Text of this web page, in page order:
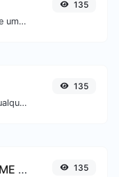
Remova todos os emojis de um texto específico com facilidade.
135
Gere um hash MD2 para qualquer entrada de texto.
135
Verificador de tipo MIME de arquivo 135